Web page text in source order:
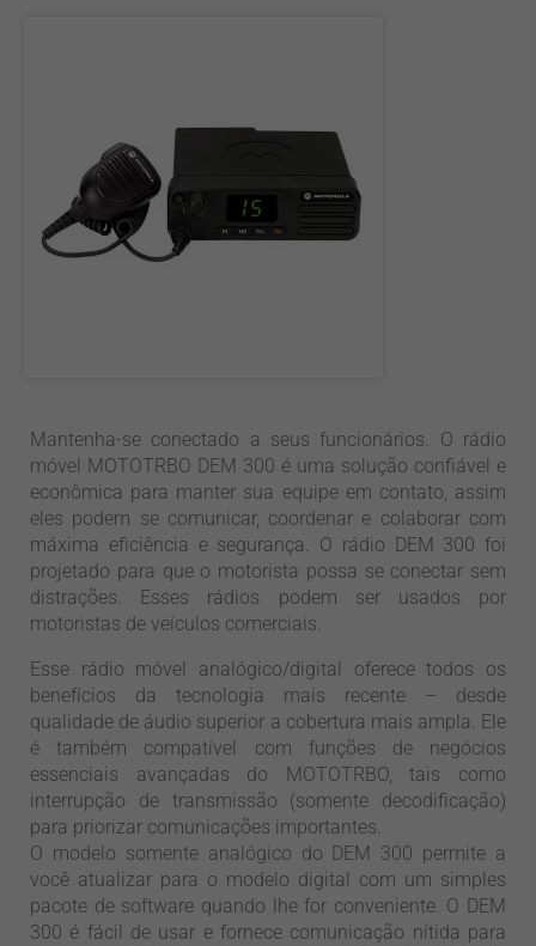
Mantenha-se conectado a seus funcionários. O rádio
móvel MOTOTRBO DEM 300 é uma solução confiável e
econômica para manter sua equipe em contato, assim
eles podem se comunicar, coordenar e colaborar com
máxima eficiência e segurança. O rádio DEM 300 foi
projetado para que o motorista possa se conectar sem
distrações. Esses rádios podem ser usados por
motoristas de veículos comerciais.
Esse rádio móvel analógico/digital oferece todos os
benefícios da tecnologia mais recente – desde
qualidade de áudio superior a cobertura mais ampla. Ele
é também compatível com funções de negócios
essenciais avançadas do MOTOTRBO, tais como
interrupção de transmissão (somente decodificação)
para priorizar comunicações importantes.
O modelo somente analógico do DEM 300 permite a
você atualizar para o modelo digital com um simples
pacote de software quando lhe for conveniente. O DEM
300 é fácil de usar e fornece comunicação nítida para